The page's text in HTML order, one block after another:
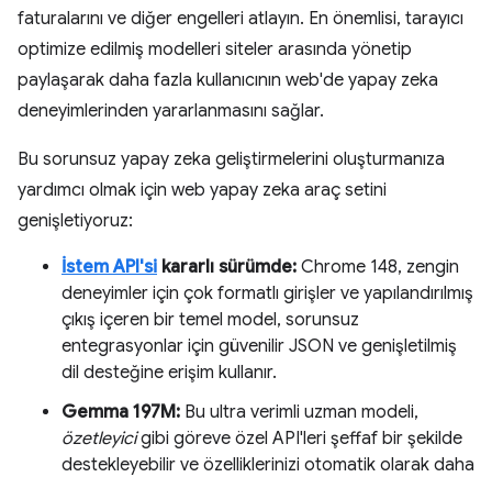
faturalarını ve diğer engelleri atlayın. En önemlisi, tarayıcı
optimize edilmiş modelleri siteler arasında yönetip
paylaşarak daha fazla kullanıcının web'de yapay zeka
deneyimlerinden yararlanmasını sağlar.
Bu sorunsuz yapay zeka geliştirmelerini oluşturmanıza
yardımcı olmak için web yapay zeka araç setini
genişletiyoruz:
İstem API'si kararlı sürümde: Chrome 148, zengin
deneyimler için çok formatlı girişler ve yapılandırılmış
çıkış içeren bir temel model, sorunsuz
entegrasyonlar için güvenilir JSON ve genişletilmiş
dil desteğine erişim kullanır.
Gemma 197M: Bu ultra verimli uzman modeli,
özetleyicigibi göreve özel API'leri şeffaf bir şekilde
destekleyebilir ve özelliklerinizi otomatik olarak daha